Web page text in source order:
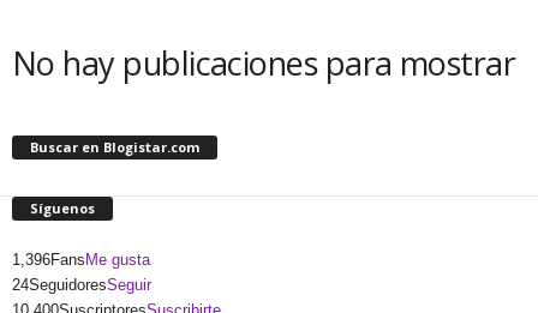
No hay publicaciones para mostrar
Buscar en Blogistar.com
Síguenos
1,396Fans Me gusta
24SeguidoresSeguir